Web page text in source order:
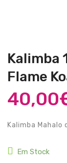
Efeitos
Acessórios
PIANOS &
Kalimba
Flame
40,00
Kalimba Mahalo
Em Stock